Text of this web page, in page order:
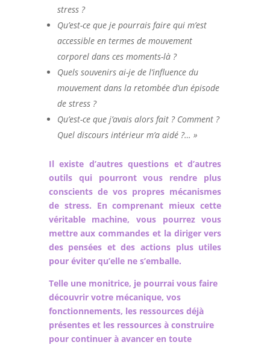
stress ?
Qu’est-ce que je pourrais faire qui m’est
accessible en termes de mouvement
corporel dans ces moments-là ?
Quels souvenirs ai-je de l’influence du
mouvement dans la retombée d’un épisode
de stress ?
Qu’est-ce que j’avais alors fait ? Comment ?
Quel discours intérieur m’a aidé ?… »
Il existe d’autres questions et d’autres
outils qui pourront vous rendre plus
conscients de vos propres mécanismes
de stress. En comprenant mieux cette
véritable machine, vous pourrez vous
mettre aux commandes et la diriger vers
des pensées et des actions plus utiles
pour éviter qu’elle ne s’emballe.
Telle une monitrice, je pourrai vous faire
découvrir votre mécanique, vos
fonctionnements, les ressources déjà
présentes et les ressources à construire
pour continuer à avancer en toute